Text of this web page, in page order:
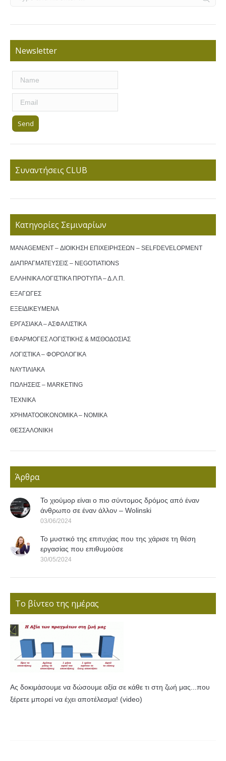
Newsletter
Συναντήσεις CLUB
Κατηγορίες Σεμιναρίων
MANAGEMENT – ΔΙΟΙΚΗΣΗ ΕΠΙΧΕΙΡΗΣΕΩΝ – SELFDEVELOPMENT
ΔΙΑΠΡΑΓΜΑΤΕΥΣΕΙΣ – NEGOTIATIONS
ΕΛΛΗΝΙΚΑ ΛΟΓΙΣΤΙΚΑ ΠΡΟΤΥΠΑ – Δ.Λ.Π.
ΕΞΑΓΩΓΕΣ
ΕΞΕΙΔΙΚΕΥΜΕΝΑ
ΕΡΓΑΣΙΑΚΑ – ΑΣΦΑΛΙΣΤΙΚΑ
ΕΦΑΡΜΟΓΕΣ ΛΟΓΙΣΤΙΚΗΣ & ΜΙΣΘΟΔΟΣΙΑΣ
ΛΟΓΙΣΤΙΚΑ – ΦΟΡΟΛΟΓΙΚΑ
ΝΑΥΤΙΛΙΑΚΑ
ΠΩΛΗΣΕΙΣ – MARKETING
ΤΕΧΝΙΚΑ
ΧΡΗΜΑΤΟΟΙΚΟΝΟΜΙΚΑ – ΝΟΜΙΚΑ
ΘΕΣΣΑΛΟΝΙΚΗ
Άρθρα
Το χιούμορ είναι ο πιο σύντομος δρόμος από έναν
άνθρωπο σε έναν άλλον – Wolinski
03/06/2024
Το μυστικό της επιτυχίας που της χάρισε τη θέση
εργασίας που επιθυμούσε
30/05/2024
Το βίντεο της ημέρας
Ας δοκιμάσουμε να δώσουμε αξία σε κάθε τι στη ζωή μας...που
ξέρετε μπορεί να έχει αποτέλεσμα! (video)